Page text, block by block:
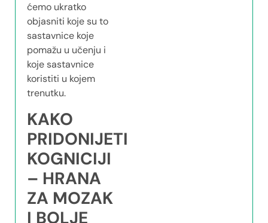
ćemo ukratko
objasniti koje su to
sastavnice koje
pomažu u učenju i
koje sastavnice
koristiti u kojem
trenutku.
KAKO
PRIDONIJETI
KOGNICIJI
– HRANA
ZA MOZAK
I BOLJE